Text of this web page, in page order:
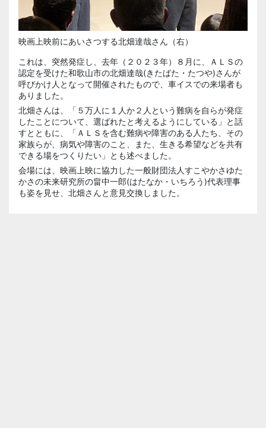
映画上映前にあいさつする北畑達哉さん（右）
これは、突然発症し、去年（２０２３年）８月に、ＡＬＳの
認定を受けた和歌山市の北畑達哉(きたばた・たつや)さんが
呼びかけ人となって開催されたもので、車イスでの来場者も
ありました。
北畑さんは、「５万人に１人か２人という難病を自らが発症
したことについて、選ばれたと考えるようにしている」と話
すとともに、「ＡＬＳを含む難病や障害のある人たち、その
家族らが、病気や障害のこと、また、生きる希望などを共有
できる場をつくりたい」とも述べました。
会場には、映画上映に協力した一般財団法人すこやかさゆた
かさの未来研究所の畠中一郎(はたなか・いちろう)代表理事
も姿を見せ、北畑さんと意見交換しました。